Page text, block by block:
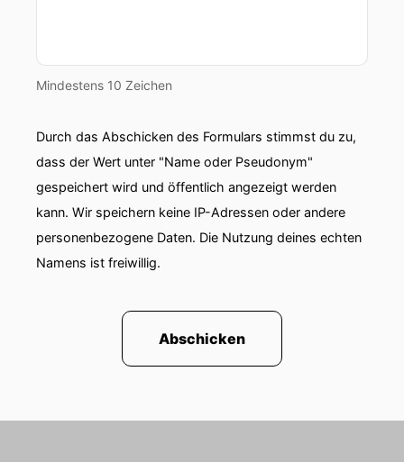
Mindestens 10 Zeichen
Durch das Abschicken des Formulars stimmst du zu,
dass der Wert unter "Name oder Pseudonym"
gespeichert wird und öffentlich angezeigt werden
kann. Wir speichern keine IP-Adressen oder andere
personenbezogene Daten. Die Nutzung deines echten
Namens ist freiwillig.
Abschicken